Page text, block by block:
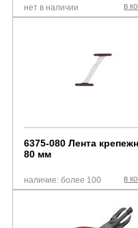
в
нет в наличии
6375-080 Лента
80 мм
в
наличие: более 100